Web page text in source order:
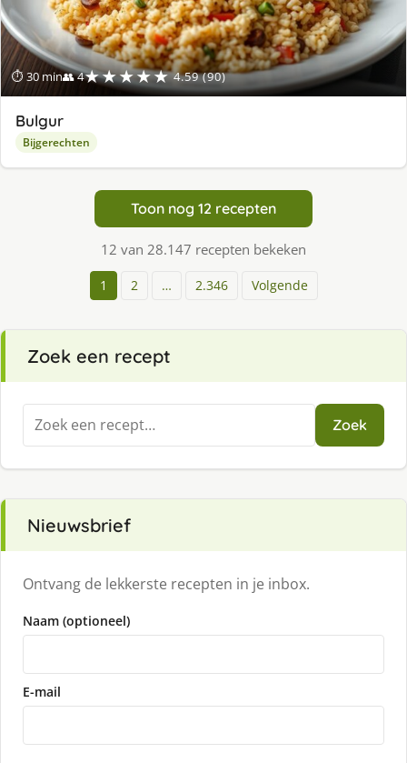
⏱ 30 min👥 4★★★★★ 4.59 (90)
Bulgur
Bijgerechten
Toon nog 12 recepten
12 van 28.147 recepten bekeken
1 2 … 2.346 Volgende
Zoek een recept
Zoeken
naar:
Zoek
Nieuwsbrief
Ontvang de lekkerste recepten in je inbox.
Naam (optioneel)
E-mail